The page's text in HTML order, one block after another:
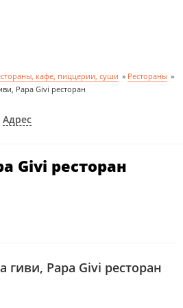
кафе, пиццерии, суши » Рестораны »
Papa Givi ресторан
Адрес
Givi ресторан
гиви, Papa Givi ресторан